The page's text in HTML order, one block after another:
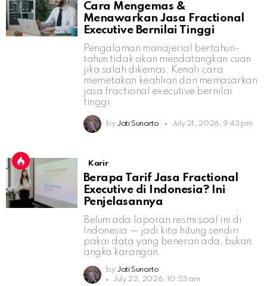
Cara Mengemas &
Menawarkan Jasa Fractional
Executive Bernilai Tinggi
Pengalaman manajerial bertahun-
tahun tidak akan mendatangkan cuan
jika salah dikemas. Kenali cara
memetakan keahlian dan memasarkan
jasa fractional executive bernilai
tinggi.
by Jati Sunarto July 21, 2026, 9:43 pm
Karir
Berapa Tarif Jasa Fractional
Executive di Indonesia? Ini
Penjelasannya
Belum ada laporan resmi soal ini di
Indonesia — jadi kita hitung sendiri
pakai data yang beneran ada, bukan
angka karangan.
by Jati Sunarto
July 22, 2026, 10:53 am